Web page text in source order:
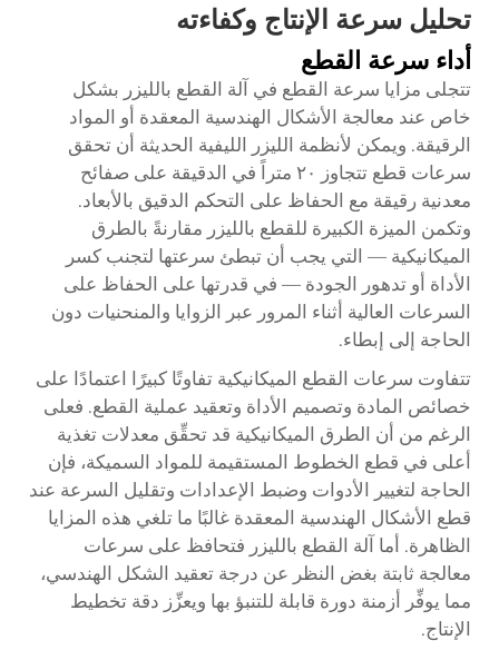
تحليل سرعة الإنتاج وكفاءته
أداء سرعة القطع
تتجلى مزايا سرعة القطع في آلة القطع بالليزر بشكل
خاص عند معالجة الأشكال الهندسية المعقدة أو المواد
الرقيقة. ويمكن لأنظمة الليزر الليفية الحديثة أن تحقق
سرعات قطع تتجاوز ٢٠ متراً في الدقيقة على صفائح
معدنية رقيقة مع الحفاظ على التحكم الدقيق بالأبعاد.
وتكمن الميزة الكبيرة للقطع بالليزر مقارنةً بالطرق
الميكانيكية — التي يجب أن تبطئ سرعتها لتجنب كسر
الأداة أو تدهور الجودة — في قدرتها على الحفاظ على
السرعات العالية أثناء المرور عبر الزوايا والمنحنيات دون
الحاجة إلى إبطاء.
تتفاوت سرعات القطع الميكانيكية تفاوتًا كبيرًا اعتمادًا على
خصائص المادة وتصميم الأداة وتعقيد عملية القطع. فعلى
الرغم من أن الطرق الميكانيكية قد تحقِّق معدلات تغذية
أعلى في قطع الخطوط المستقيمة للمواد السميكة، فإن
الحاجة لتغيير الأدوات وضبط الإعدادات وتقليل السرعة عند
قطع الأشكال الهندسية المعقدة غالبًا ما تلغي هذه المزايا
الظاهرة. أما آلة القطع بالليزر فتحافظ على سرعات
معالجة ثابتة بغض النظر عن درجة تعقيد الشكل الهندسي،
مما يوفِّر أزمنة دورة قابلة للتنبؤ بها ويعزِّز دقة تخطيط
الإنتاج.